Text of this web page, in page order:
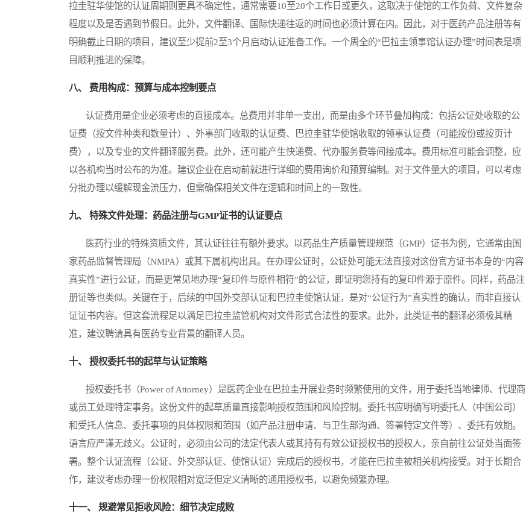
拉圭驻华使馆的认证周期则更具不确定性，通常需要10至20个工作日或更久，这取决于使馆的工作负荷、文件复杂
程度以及是否遇到节假日。此外，文件翻译、国际快递往返的时间也必须计算在内。因此，对于医药产品注册等有
明确截止日期的项目，建议至少提前2至3个月启动认证准备工作。一个周全的“巴拉圭领事馆认证办理”时间表是项
目顺利推进的保障。
八、 费用构成：预算与成本控制要点
认证费用是企业必须考虑的直接成本。总费用并非单一支出，而是由多个环节叠加构成：包括公证处收取的公
证费（按文件种类和数量计）、外事部门收取的认证费、巴拉圭驻华使馆收取的领事认证费（可能按份或按页计
费），以及专业的文件翻译服务费。此外，还可能产生快递费、代办服务费等间接成本。费用标准可能会调整，应
以各机构当时公布的为准。建议企业在启动前就进行详细的费用询价和预算编制。对于文件量大的项目，可以考虑
分批办理以缓解现金流压力，但需确保相关文件在逻辑和时间上的一致性。
九、 特殊文件处理：药品注册与GMP证书的认证要点
医药行业的特殊资质文件，其认证往往有额外要求。以药品生产质量管理规范（GMP）证书为例，它通常由国
家药品监督管理局（NMPA）或其下属机构出具。在办理公证时，公证处可能无法直接对这份官方证书本身的“内容
真实性”进行公证，而是更常见地办理“复印件与原件相符”的公证，即证明您持有的复印件源于原件。同样，药品注
册证等也类似。关键在于，后续的中国外交部认证和巴拉圭使馆认证，是对“公证行为”真实性的确认，而非直接认
证证书内容。但这套流程足以满足巴拉圭监管机构对文件形式合法性的要求。此外，此类证书的翻译必须极其精
准，建议聘请具有医药专业背景的翻译人员。
十、 授权委托书的起草与认证策略
授权委托书（Power of Attorney）是医药企业在巴拉圭开展业务时频繁使用的文件，用于委托当地律师、代理商
或员工处理特定事务。这份文件的起草质量直接影响授权范围和风险控制。委托书应明确写明委托人（中国公司）
和受托人信息、委托事项的具体权限和范围（如产品注册申请、与卫生部沟通、签署特定文件等）、委托有效期。
语言应严谨无歧义。公证时，必须由公司的法定代表人或其持有有效公证授权书的授权人，亲自前往公证处当面签
署。整个认证流程（公证、外交部认证、使馆认证）完成后的授权书，才能在巴拉圭被相关机构接受。对于长期合
作，建议考虑办理一份权限相对宽泛但定义清晰的通用授权书，以避免频繁办理。
十一、 规避常见拒收风险：细节决定成败